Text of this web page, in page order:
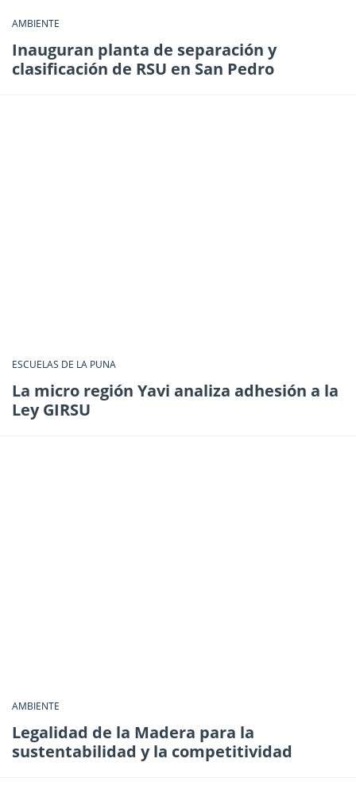
AMBIENTE
Inauguran planta de separación y
clasificación de RSU en San Pedro
ESCUELAS DE LA PUNA
La micro región Yavi analiza adhesión a la
Ley GIRSU
AMBIENTE
Legalidad de la Madera para la
sustentabilidad y la competitividad